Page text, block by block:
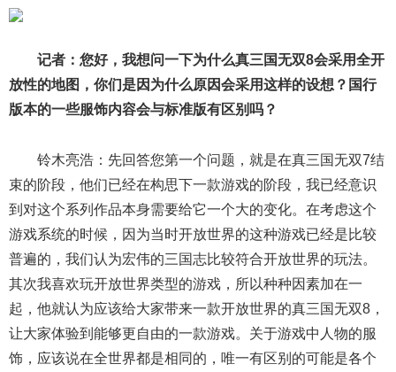
记者：您好，我想问一下为什么真三国无双8会采用全开
放性的地图，你们是因为什么原因会采用这样的设想？国行
版本的一些服饰内容会与标准版有区别吗？
铃木亮浩：先回答您第一个问题，就是在真三国无双7结
束的阶段，他们已经在构思下一款游戏的阶段，我已经意识
到对这个系列作品本身需要给它一个大的变化。在考虑这个
游戏系统的时候，因为当时开放世界的这种游戏已经是比较
普遍的，我们认为宏伟的三国志比较符合开放世界的玩法。
其次我喜欢玩开放世界类型的游戏，所以种种因素加在一
起，他就认为应该给大家带来一款开放世界的真三国无双8，
让大家体验到能够更自由的一款游戏。关于游戏中人物的服
饰，应该说在全世界都是相同的，唯一有区别的可能是各个